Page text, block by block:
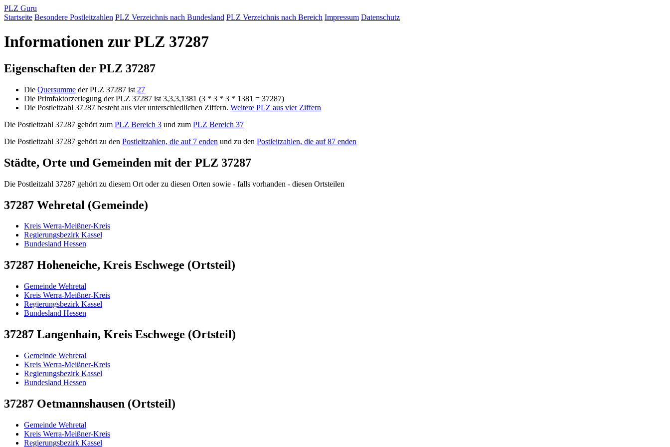
PLZ Guru
Startseite Besondere Postleitzahlen PLZ Verzeichnis nach Bundesland PLZ Verzeichnis nach Bereich Impressum Datenschutz
Informationen zur PLZ 37287
Eigenschaften der PLZ 37287
Die Quersumme der PLZ 37287 ist 27
Die Primfaktorzerlegung der PLZ 37287 ist 3,3,3,1381 (3 * 3 * 3 * 1381 = 37287)
Die Postleitzahl 37287 besteht aus vier unterschiedlichen Ziffern. Weitere PLZ aus vier Ziffern
Die Postleitzahl 37287 gehört zum PLZ Bereich 3 und zum PLZ Bereich 37
Die Postleitzahl 37287 gehört zu den Postleitzahlen, die auf 7 enden und zu den Postleitzahlen, die auf 87 enden
Städte, Orte und Gemeinden mit der PLZ 37287
Die Postleitzahl 37287 gehört zu diesem Ort oder zu diesen Orten sowie - falls vorhanden - diesen Ortsteilen
37287 Wehretal (Gemeinde)
Kreis Werra-Meißner-Kreis
Regierungsbezirk Kassel
Bundesland Hessen
37287 Hoheneiche, Kreis Eschwege (Ortsteil)
Gemeinde Wehretal
Kreis Werra-Meißner-Kreis
Regierungsbezirk Kassel
Bundesland Hessen
37287 Langenhain, Kreis Eschwege (Ortsteil)
Gemeinde Wehretal
Kreis Werra-Meißner-Kreis
Regierungsbezirk Kassel
Bundesland Hessen
37287 Oetmannshausen (Ortsteil)
Gemeinde Wehretal
Kreis Werra-Meißner-Kreis
Regierungsbezirk Kassel